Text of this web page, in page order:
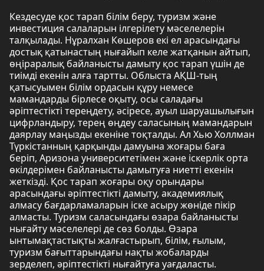
Кездесуде қос тарап білім беру, туризм және
инвестиция салаларын ілгерілету мәселелерін
талқылады. Нұралхан Көшеров екі ел арасындағы
достық қатынастың нығайып келе жатқанын айтып,
өңіраралық байланысты дамыту қос тарап үшін де
тиімді екенін алға тартты. Облыста АҚШ-тың
қатысуымен білім ордасын құру немесе
мамандарды бірлесе оқыту, осы саладағы
әріптестікті тереңдету, әсіресе, ауыл шаруашылығын
цифрландыру, терең өңдеу саласының мамандарын
даярлау маңызды екеніне тоқталды. Ал Хью Холлман
Түркістанның қарқынды дамуына жоғары баға
беріп, Аризона университетімен және іскерлік орта
өкілдерімен байланысты дамытуға ниетті екенін
жеткізді. Қос тарап жоғары оқу орындары
арасындағы әріптестікті дамыту, академиялық
алмасу бағдарламаларын іске асыру жөніде пікір
алмасты. Туризм саласындағы өзара байланысты
нығайту мәселелері де сөз болды. Өзара
ынтымақтастықты жалғастырып, білім, ғылым,
туризм бағыттарындағы нақты жобаларды
зерделеп, әріптестікті нығайтуға уағдаласты.